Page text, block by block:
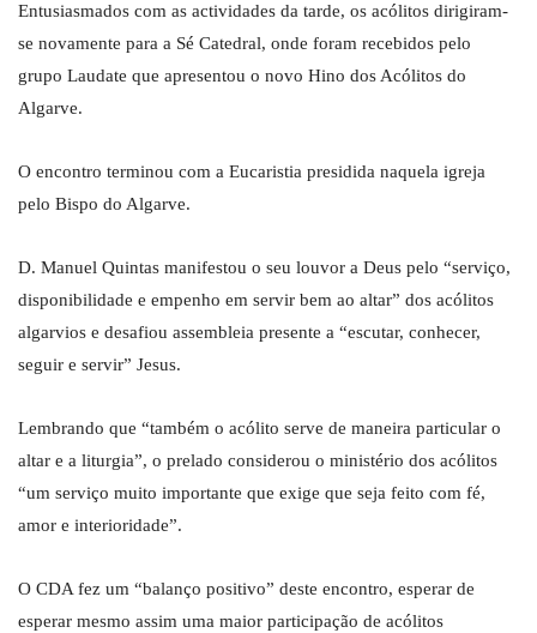
Entusiasmados com as actividades da tarde, os acólitos dirigiram-
se novamente para a Sé Catedral, onde foram recebidos pelo
grupo Laudate que apresentou o novo Hino dos Acólitos do
Algarve.
O encontro terminou com a Eucaristia presidida naquela igreja
pelo Bispo do Algarve.
D. Manuel Quintas manifestou o seu louvor a Deus pelo “serviço,
disponibilidade e empenho em servir bem ao altar” dos acólitos
algarvios e desafiou assembleia presente a “escutar, conhecer,
seguir e servir” Jesus.
Lembrando que “também o acólito serve de maneira particular o
altar e a liturgia”, o prelado considerou o ministério dos acólitos
“um serviço muito importante que exige que seja feito com fé,
amor e interioridade”.
O CDA fez um “balanço positivo” deste encontro, esperar de
esperar mesmo assim uma maior participação de acólitos